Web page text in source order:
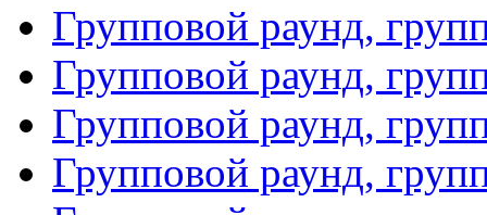
Групповой раунд,
Групповой раунд,
Групповой раунд,
Групповой раунд,